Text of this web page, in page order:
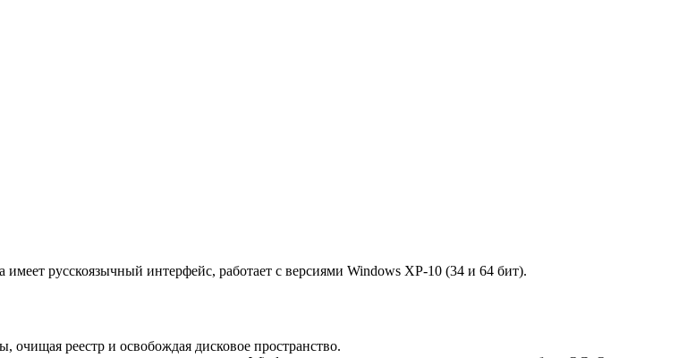
русскоязычный интерфейс, работает с версиями Windows ХР-10 (34 и 64 бит).
реестр и освобождая дисковое пространство.